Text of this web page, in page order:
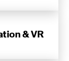
& VR